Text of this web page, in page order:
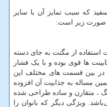
که سبب تمایز آن با سایر
صورت زیر است:
استفاده از مگنت به جای دسته
ها قوی بوده و با یک فشار
در بین قسمت‌ های مختلف این
مساله به جذابیت آن افزوده
، متقارن و ساده طراحی شده
ویژگی دیگر که بانوان را